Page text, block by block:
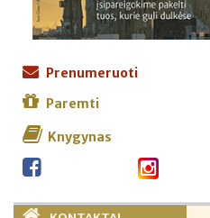
Prenumeruoti
Paremti
Knygynas